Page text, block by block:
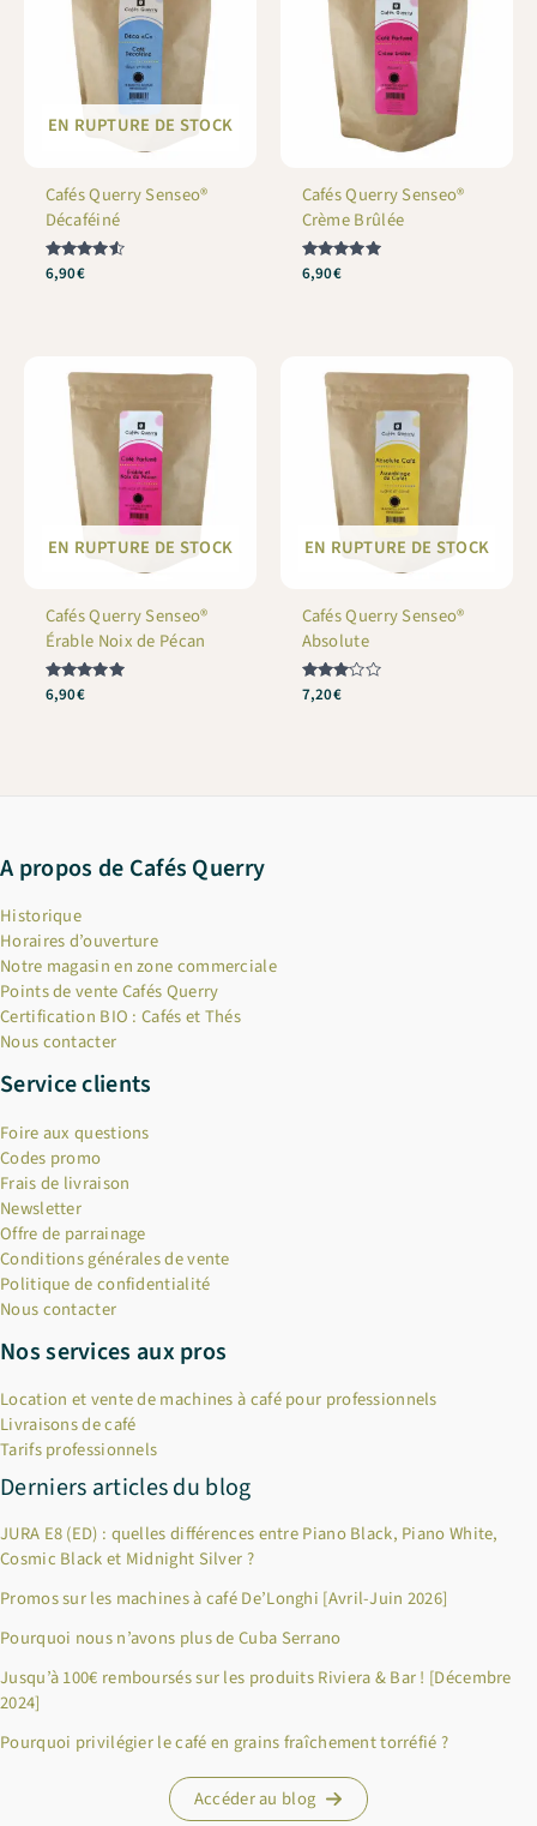
EN RUPTURE DE STOCK
Cafés Querry Senseo®
Décaféiné
Note
4.5
6,90€
Cafés Querry Senseo®
Crème Brûlée
Note
5
6,90€
EN RUPTURE DE STOCK
Cafés Querry Senseo®
Érable Noix de Pécan
Note
6,90€
EN RUPTURE DE STOCK
Cafés Querry Senseo®
Absolute
Note
7,20€
A propos de Cafés Querry
Historique
Horaires d’ouverture
Notre magasin en zone commerciale
Points de vente Cafés Querry
Certification BIO : Cafés et Thés
Nous contacter
Service clients
Foire aux questions
Codes promo
Frais de livraison
Newsletter
Offre de parrainage
Conditions générales de vente
Politique de confidentialité
Nous contacter
Nos services aux pros
Location et vente de machines à café pour professionnels
Livraisons de café
Tarifs professionnels
Derniers articles du blog
JURA E8 (ED) : quelles différences entre Piano Black, Piano White,
Cosmic Black et Midnight Silver ?
Promos sur les machines à café De’Longhi [Avril-Juin 2026]
Pourquoi nous n’avons plus de Cuba Serrano
Jusqu’à 100€ remboursés sur les produits Riviera & Bar ! [Décembre
2024]
Pourquoi privilégier le café en grains fraîchement torréfié ?
Accéder au blog